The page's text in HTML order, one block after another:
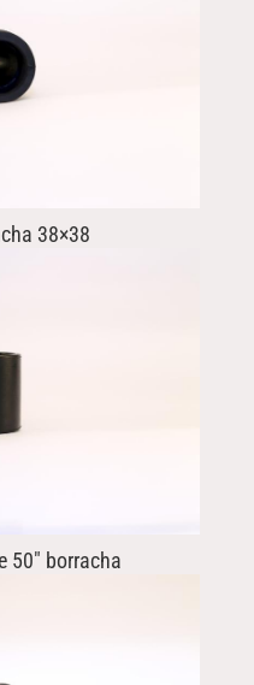
38×38
50″ borracha